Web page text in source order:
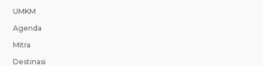
UMKM
Agenda
Mitra
Destinasi